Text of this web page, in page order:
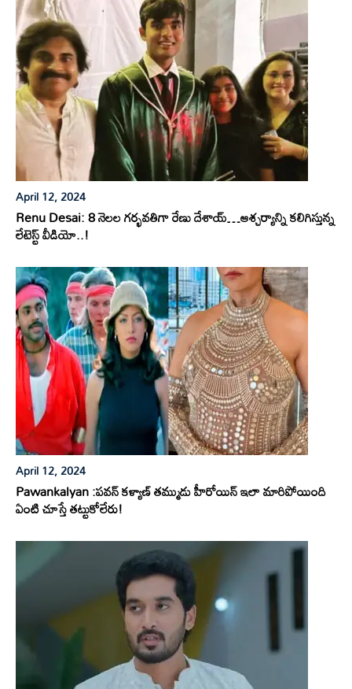
April 12, 2024
Renu Desai: 8 నెలల గర్భవతిగా రేణు దేశాయ్…ఆశ్చర్యాన్ని కలిగిస్తున్న
లేటెస్ట్ వీడియో..!
April 12, 2024
Pawankalyan :పవన్ కళ్యాణ్ తమ్ముడు హీరోయిన్ ఇలా మారిపోయింది
ఏంటి చూస్తే తట్టుకోలేరు!